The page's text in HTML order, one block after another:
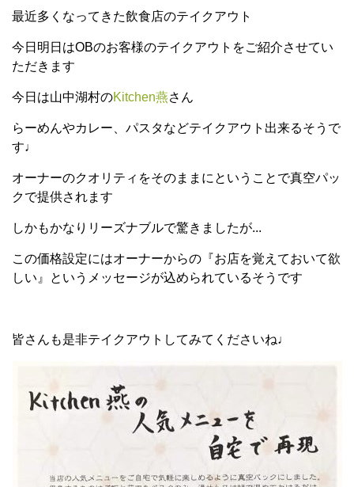
最近多くなってきた飲食店のテイクアウト
今日明日はOBのお客様のテイクアウトをご紹介させてい
ただきます
今日は山中湖村のKitchen燕さん
らーめんやカレー、パスタなどテイクアウト出来るそうで
す♩
オーナーのクオリティをそのままにということで真空パッ
クで提供されます
しかもかなりリーズナブルで驚きましたが...
この価格設定にはオーナーからの『お店を覚えておいて欲
しい』というメッセージが込められているそうです
皆さんも是非テイクアウトしてみてくださいね♩